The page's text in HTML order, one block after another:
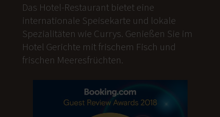
Das Hotel-Restaurant bietet eine
internationale Speisekarte und lokale
Spezialitäten wie Currys. Genießen Sie im
Hotel Gerichte mit frischem Fisch und
frischen Meeresfrüchten.